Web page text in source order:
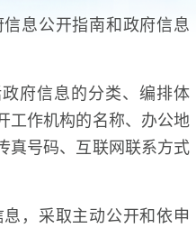
息公开指南和政府信息
府信息的分类、编排体
工作机构的名称、办公地
真号码、互联网联系方式
，采取主动公开和依申